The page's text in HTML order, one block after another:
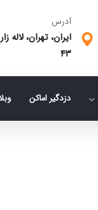
آدرس
ایران، تهران،
٤٣
دزدگیر اماکن